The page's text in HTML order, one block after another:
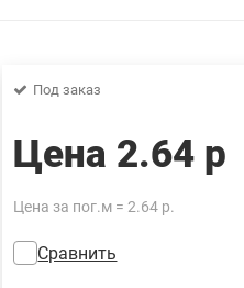
Под заказ
Цена 2.64 р
Цена за пог.м = 2.64 р.
Сравнить